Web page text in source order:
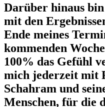
Darüber hinaus
mit den
Ende meines
kommenden
100% das Gefühl
mich jederzeit mit
Schahram und
Menschen, für die